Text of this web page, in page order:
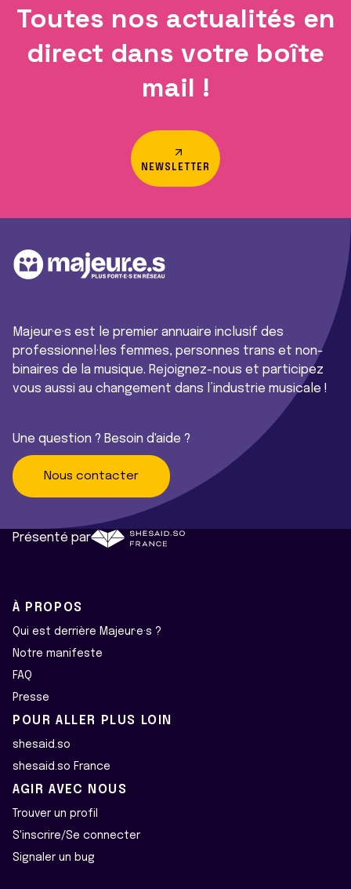
Toutes nos actualités en
direct dans votre boîte
mail !
NEWSLETTER
Majeur·e·s est le premier annuaire inclusif des
professionnel·les femmes, personnes trans et non-
binaires de la musique. Rejoignez-nous et participez
vous aussi au changement dans l’industrie musicale !
Une question ? Besoin d'aide ?
Nous contacter
Présenté par
À PROPOS
Qui est derrière Majeur·e·s ?
Notre manifeste
FAQ
Presse
POUR ALLER PLUS LOIN
shesaid.so
shesaid.so France
AGIR AVEC NOUS
Trouver un profil
S'inscrire/Se connecter
Signaler un bug